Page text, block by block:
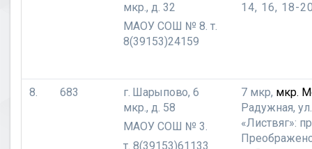
мкр., д. 32
МАОУ СОШ № 8. т.
8(39153)24159
14, 16, 18-
8. 683 г. Шарыпово, 6
мкр., д. 58
МАОУ СОШ № 3.
т. 8(39153)61133
7 мкр, мкр.
Радужная,
«Листвяг»: